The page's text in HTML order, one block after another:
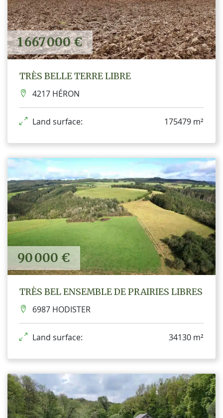
1 667 000 €
TRÈS BELLE TERRE LIBRE
4217 HÉRON
Land surface: 175479 m²
90 000 €
TRÈS BEL ENSEMBLE DE PRAIRIES LIBRES
6987 HODISTER
Land surface: 34130 m²